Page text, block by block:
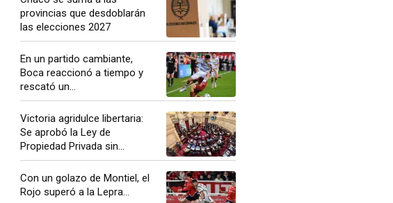
provincias que desdoblarán
las elecciones 2027
En un partido cambiante,
Boca reaccionó a tiempo y
rescató un...
Victoria agridulce libertaria:
Se aprobó la Ley de
Propiedad Privada sin...
Con un golazo de Montiel, el
Rojo superó a la Lepra...